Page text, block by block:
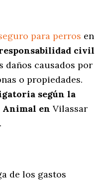
para perros en
civil
daños causados por
o propiedades.
según la
Animal enVilassar
de los gastos